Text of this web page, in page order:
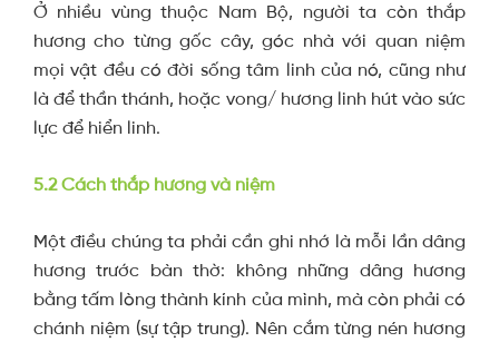
Ở nhiều vùng thuộc Nam Bộ, người ta còn thắp
hương cho từng gốc cây, góc nhà với quan niệm
mọi vật đều có đời sống tâm linh của nó, cũng như
là để thần thánh, hoặc vong/ hương linh hút vào sức
lực để hiển linh.
5.2 Cách thắp hương và niệm
Một điều chúng ta phải cần ghi nhớ là mỗi lần dâng
hương trước bàn thờ: không những dâng hương
bằng tấm lòng thành kính của mình, mà còn phải có
chánh niệm (sự tập trung). Nên cắm từng nén hương